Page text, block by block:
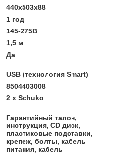
440x503x88
1 год
145-275В
1,5 м
Да
USB (технология Smart)
8504403008
2 х Schuko
Гарантийный талон,
инструкция, CD диск,
пластиковые подставки,
крепеж, болты, кабель
питания, кабель